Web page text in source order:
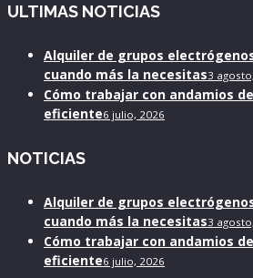
ULTIMAS NOTICIAS
Alquiler de grupos
cuando más la necesitas3
Cómo trabajar con andamios
eficiente6 julio, 2026
NOTICIAS
Alquiler de grupos
cuando más la necesitas3
Cómo trabajar con andamios
eficiente6 julio, 2026